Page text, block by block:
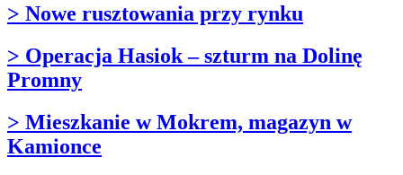
> Nowe rusztowania przy rynku
> Operacja Hasiok – szturm na Dolinę
Promny
> Mieszkanie w Mokrem, magazyn w
Kamionce